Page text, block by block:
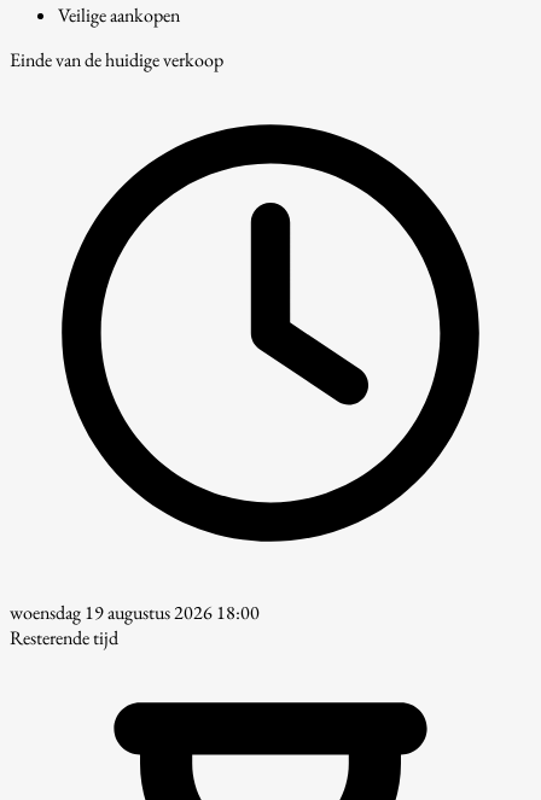
Veilige aankopen
Einde van de huidige verkoop
woensdag 19 augustus 2026 18:00
Resterende tijd